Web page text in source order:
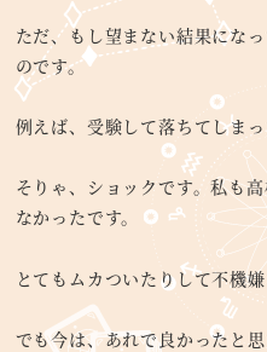
ただ、もし望まない結果にな
のです。
例えば、受験して落ちてしま
そりゃ、ショックです。私も
なかったです。
とてもムカついたりして不機
でも今は、あれで良かったと思